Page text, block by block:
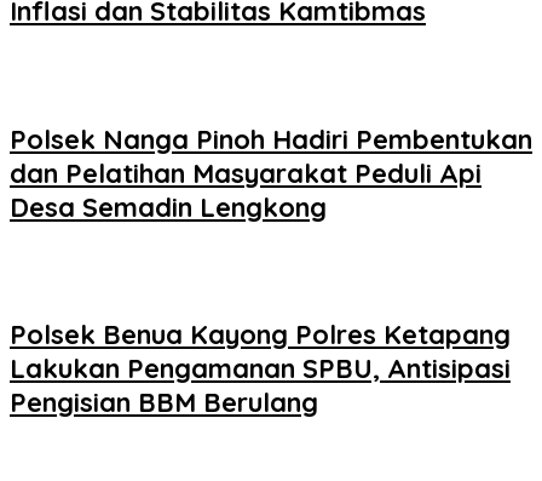
Inflasi dan Stabilitas Kamtibmas
Polsek Nanga Pinoh Hadiri Pembentukan
dan Pelatihan Masyarakat Peduli Api
Desa Semadin Lengkong
Polsek Benua Kayong Polres Ketapang
Lakukan Pengamanan SPBU, Antisipasi
Pengisian BBM Berulang